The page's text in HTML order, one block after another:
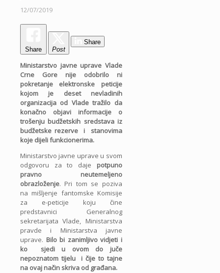
12/07/2019
Share Post
Share
Ministarstvo javne uprave Vlade
Crne Gore nije odobrilo ni
pokretanje elektronske peticije
kojom je deset nevladinih
organizacija od Vlade tražilo da
konačno objavi informacije o
trošenju budžetskih sredstava iz
budžetske rezerve i stanovima
koje dijeli funkcionerima.
Ministarstvo javne uprave u svom
odgovoru za to daje potpuno
pravno neutemeljeno
obrazloženje. Pri tom se poziva
na mišljenje fantomske Komisije
za e-peticije koju čine
predstavnici Generalnog
sekretarijata Vlade, Ministarstva
pravde i Ministarstva javne
uprave. Bilo bi zanimljivo vidjeti i
ko sjedi u ovom do juče
nepoznatom tijelu i čije to tajne
na ovaj način skriva od građana.